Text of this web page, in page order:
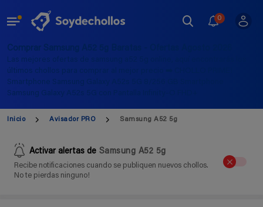
0
Comprar Samsung A52 5g Baratas - Ofertas Agosto 2026
Las mejores ofertas de samsung a52 5g online, aquí encontrarás los
últimos chollos para comprar al mejor precio ➡️ CHOLLO PRIME!
Smartphone Samsung Galaxy A52s 5G 8/256 GB Smartphone
Samsung Galaxy A52s 5G con Pantalla Infinity-O FHD+
Inicio Avisador PRO Samsung A52 5g
Activar alertas de Samsung A52 5g
Recibe notificaciones cuando se publiquen nuevos chollos.
No te pierdas ninguno!